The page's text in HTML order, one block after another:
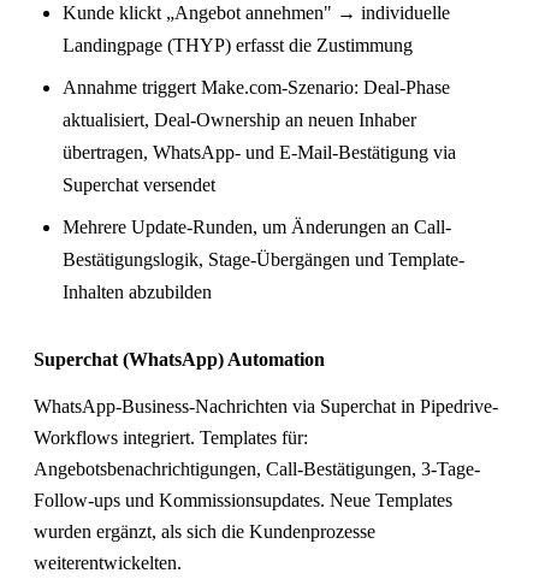
Kunde klickt „Angebot annehmen" → individuelle
Landingpage (THYP) erfasst die Zustimmung
Annahme triggert Make.com-Szenario: Deal-Phase
aktualisiert, Deal-Ownership an neuen Inhaber
übertragen, WhatsApp- und E-Mail-Bestätigung via
Superchat versendet
Mehrere Update-Runden, um Änderungen an Call-
Bestätigungslogik, Stage-Übergängen und Template-
Inhalten abzubilden
Superchat (WhatsApp) Automation
WhatsApp-Business-Nachrichten via Superchat in Pipedrive-
Workflows integriert. Templates für:
Angebotsbenachrichtigungen, Call-Bestätigungen, 3-Tage-
Follow-ups und Kommissionsupdates. Neue Templates
wurden ergänzt, als sich die Kundenprozesse
weiterentwickelten.